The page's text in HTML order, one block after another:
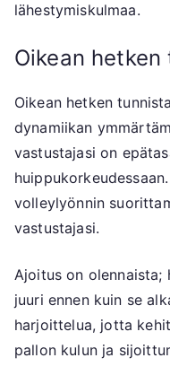
lähestymiskulmaa.
Oikean
Oikean hetken
dynamiikan
vastustajasi on
volleylyönnin
vastustajasi.
Ajoitus on
juuri ennen kuin se
harjoittelua, jotta
pallon kulun ja